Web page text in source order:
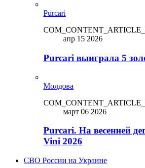
Purcari
апр 15 2026
Purcari выиграла 5
Молдова
март 06 2026
Purcari. На весенней
Vini 2026
СВО России на Украине